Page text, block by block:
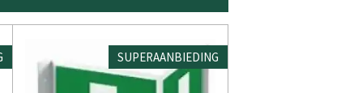
SUPERAANBIEDING